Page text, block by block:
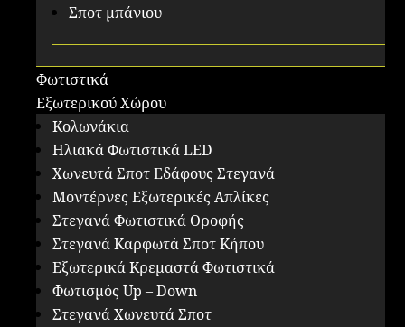
Σποτ μπάνιου
Φωτιστικά
Εξωτερικού Χώρου
Κολωνάκια
Ηλιακά Φωτιστικά LED
Χωνευτά Σποτ Εδάφους Στεγανά
Μοντέρνες Εξωτερικές Απλίκες
Στεγανά Φωτιστικά Οροφής
Στεγανά Καρφωτά Σποτ Κήπου
Εξωτερικά Κρεμαστά Φωτιστικά
Φωτισμός Up – Down
Στεγανά Χωνευτά Σποτ